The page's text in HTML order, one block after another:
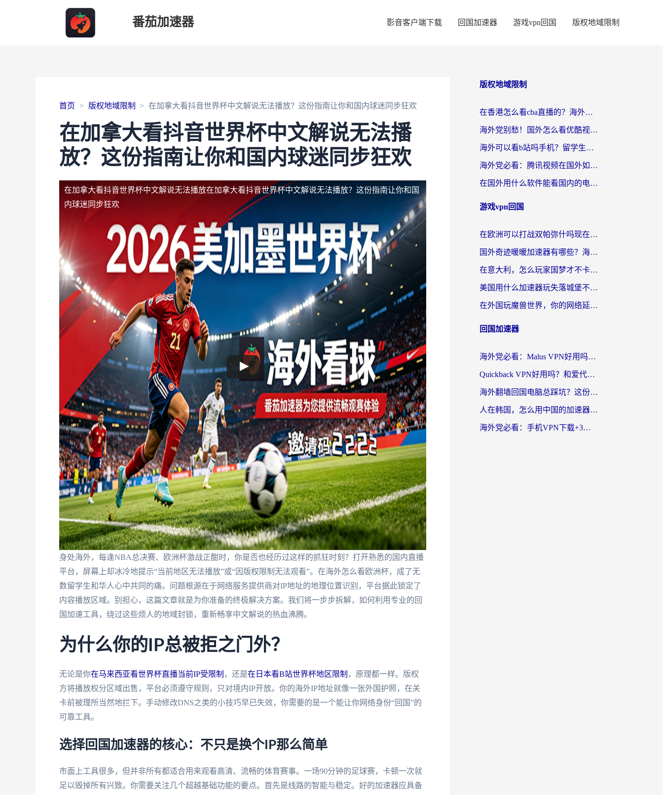
番茄加速器 影音客户端下载 回国加速器 游戏vpn回国 版权地域限制
首页 版权地域限制 在加拿大看抖音世界杯中文解说无法播放？这份指南让你和国内球迷同步狂欢
在加拿大看抖音世界杯中文解说无法播
放？这份指南让你和国内球迷同步狂欢
在加拿大看抖音世界杯中文解说无法播放在加拿大看抖音世界杯中文解说无法播放？这份指南让你和国
内球迷同步狂欢
身处海外，每逢NBA总决赛、欧洲杯激战正酣时，你是否也经历过这样的抓狂时刻？打开熟悉的国内直播
平台，屏幕上却冰冷地提示“当前地区无法播放”或“因版权限制无法观看”。在海外怎么看欧洲杯，成了无
数留学生和华人心中共同的痛。问题根源在于网络服务提供商对IP地址的地理位置识别，平台据此锁定了
内容播放区域。别担心，这篇文章就是为你准备的终极解决方案。我们将一步步拆解，如何利用专业的回
国加速工具，绕过这些烦人的地域封锁，重新畅享中文解说的热血沸腾。
为什么你的IP总被拒之门外？
无论是你在马来西亚看世界杯直播当前IP受限制 ，还是在日本看B站世界杯地区限制 ，原理都一样。版权
方将播放权分区域出售，平台必须遵守规则，只对境内IP开放。你的海外IP地址就像一张外国护照，在关
卡前被理所当然地拦下。手动修改DNS之类的小技巧早已失效，你需要的是一个能让你网络身份“回国”的
可靠工具。
选择回国加速器的核心：不只是换个IP那么简单
市面上工具很多，但并非所有都适合用来观看高清、流畅的体育赛事。一场90分钟的足球赛，卡顿一次就
足以毁掉所有兴致。你需要关注几个超越基础功能的要点。首先是线路的智能与稳定。好的加速器应具备
版权地域限制
在香港怎么看cba直播的？海外党体育观赛终极指南：告别版权限制，畅享中文解说
海外党别愁！国外怎么看优酷视频？一招解决追剧、看直播难题
海外可以看b站吗手机？留学生亲测有效的回国加速指南
海外党必看：腾讯视频在国外如何解除地域限制？附优酷咪咕使用指南
在国外用什么软件能看国内的电视剧啊？留学生亲测有效的回国加速方案
游戏vpn回国
在欧洲可以打战双帕弥什吗现在？跨越延迟墙的实战指南
国外奇迹暖暖加速器有哪些？海外党国服游戏畅玩终极指南（附亲测推荐）
在意大利，怎么玩家国梦才不卡？这份终极加速指南请收好
美国用什么加速器玩失落城堡不卡？海外党亲测有效的国服游戏加速指南
在外国玩魔兽世界，你的网络延迟是最大的敌人
回国加速器
海外党必看：Malus VPN好用吗？和迅猛兔VPN对比哪个回国效果更好？附真实体验与避坑指南
Quickback VPN好用吗？和爱代理VPN对比哪个回国效果更好？
海外翻墙回国电脑总踩坑？这份实测指南帮你选对加速器（附ChickCNinitapMalus对比）
人在韩国，怎么用中国的加速器刷剧打游戏？这份真实体验指南给你答案
海外党必看：手机VPN下载+3步选对回国加速器，无缝刷国内资源不再愁